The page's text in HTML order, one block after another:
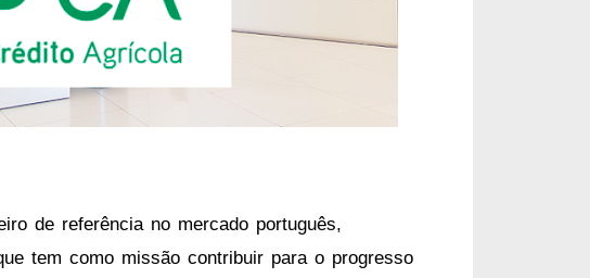
de referência no mercado português,
tem como missão contribuir para o progresso